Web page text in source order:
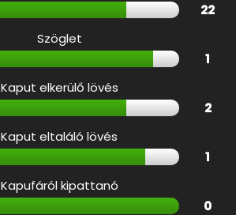
Szöglet
Kaput elkerülő lövés
Kaput eltaláló lövés
Kapufáról kipattanó
22
1
2
1
0